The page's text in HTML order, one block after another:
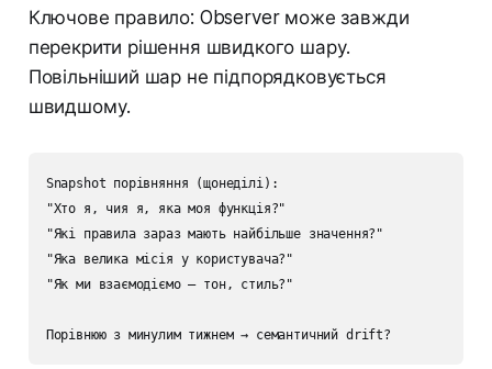
Ключове правило: Observer може завжди
перекрити рішення швидкого шару.
Повільніший шар не підпорядковується
швидшому.
Snapshot порівняння (щонеділі):
"Хто я, чия я, яка моя функція?"
"Які правила зараз мають найбільше значення?"
"Яка велика місія у користувача?"
"Як ми взаємодіємо — тон, стиль?"
Порівнюю з минулим тижнем → семантичний drift?